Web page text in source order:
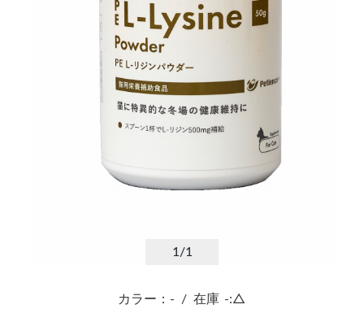
1 /1
カラー：- / 在庫 -:△